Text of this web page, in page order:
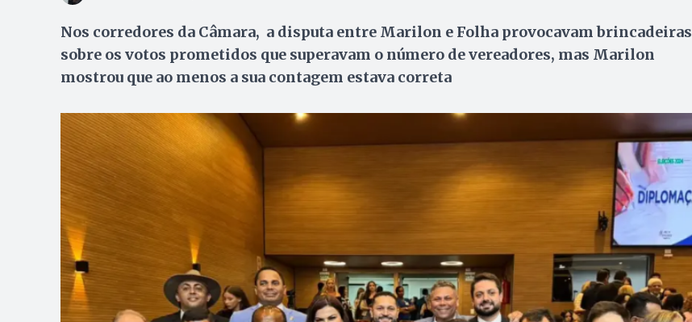
Nos corredores da Câmara, a disputa entre Marilon e Folha provocavam brincadeiras
sobre os votos prometidos que superavam o número de vereadores, mas Marilon
mostrou que ao menos a sua contagem estava correta